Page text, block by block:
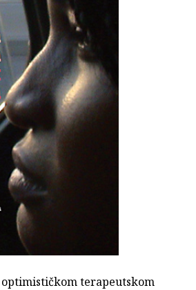
terapeutskom